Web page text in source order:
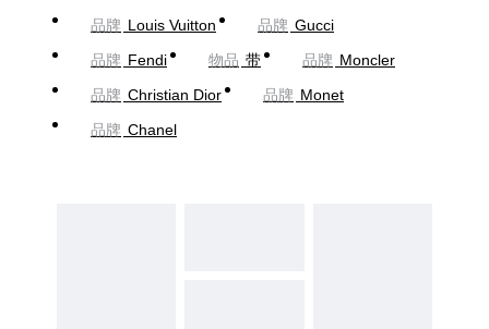
品牌 Louis Vuitton 品牌 Gucci
品牌 Fendi 物品 带 品牌 Moncler
品牌 Christian Dior 品牌 Monet
品牌 Chanel